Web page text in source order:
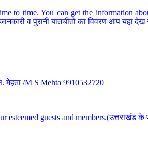
to time. You can get the information
व पुरानी बातचीतों का विवरण आप यहां
मेहता /M S Mehta 9910532720
guests and members.(उत्तराखंड